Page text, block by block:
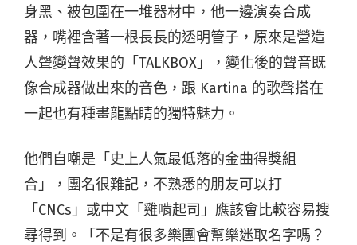
身黑、被包圍在一堆器材中，他一邊演奏合成
器，嘴裡含著一根長長的透明管子，原來是營造
人聲變聲效果的「TALKBOX」，變化後的聲音既
像合成器做出來的音色，跟 Kartina 的歌聲搭在
一起也有種畫龍點睛的獨特魅力。
他們自嘲是「史上人氣最低落的金曲得獎組
合」，團名很難記，不熟悉的朋友可以打
「CNCs」或中文「雞啃起司」應該會比較容易搜
尋得到。「不是有很多樂團會幫樂迷取名字嗎？